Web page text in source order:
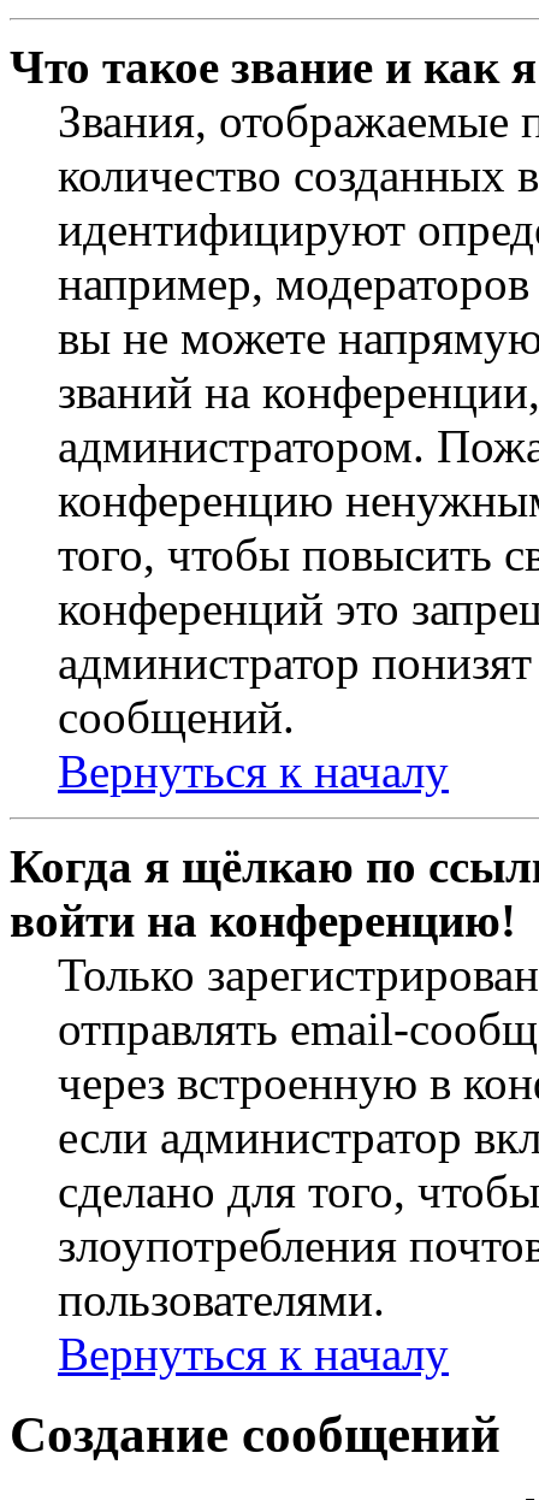
Что такое звание и как
Звания,
количество
идентифицируют
например,
вы не можете
званий на
администратором.
конференцию
того, чтобы повысить
конференций это
администратор
сообщений.
Вернуться к началу
Когда я щёлкаю по
войти на конференцию!
Только
отправлять email-
через встроенную в
если администратор
сделано для того,
злоупотребления
пользователями.
Вернуться к началу
Создание сообщений